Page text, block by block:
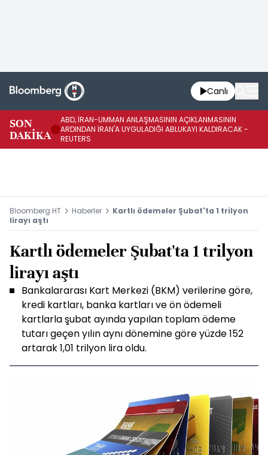
Canlı
SON
DAKİKA
ABD, İRAN-UMMAN ANLAŞMASININ AÇIKLANMASININ
ARDINDAN İRAN'A UYGULADIĞI ABLUKAYI KALDIRACAK -
REUTERS
Bloomberg HT Haberler
Kartlı ödemeler Şubat'ta 1 trilyon
lirayı aştı
Kartlı ödemeler Şubat'ta 1 trilyon
lirayı aştı
Bankalararası Kart Merkezi (BKM) verilerine göre,
kredi kartları, banka kartları ve ön ödemeli
kartlarla şubat ayında yapılan toplam ödeme
tutarı geçen yılın aynı dönemine göre yüzde 152
artarak 1,01 trilyon lira oldu.